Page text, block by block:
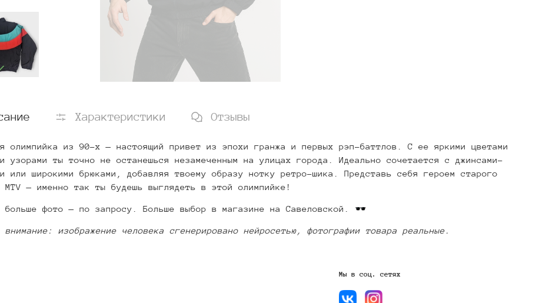
Характеристики Отзывы
олимпийка из 90-х — настоящий привет из эпохи гранжа и первых рэп-баттлов.
С ее яркими цветами
узорами ты точно не останешься незамеченным на улицах города.
Идеально сочетается с джинсами-
или широкими брюками, добавляя твоему образу нотку ретро-шика.
Представь себя героем старого
MTV — именно так ты будешь выглядеть в этой олимпийке!
больше фото — по запросу. Больше выбор в магазине на Савеловской. 🕶️
внимание: изображение человека сгенерировано нейросетью, фотографии товара реальные.
Мы в соц. сетях